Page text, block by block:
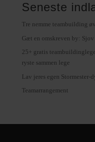
Seneste
Tre nemme teambuilding
Gæt en omskreven by:
25+ gratis
ryste sammen lege
Lav jeres egen Stormester-
Teamarrangement